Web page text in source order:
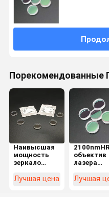
Порекомендованные
Наивысшая
мощность
зеркало
объектива
Лучшая цена
2100nmHR
объектив
лазера
градусов
Лучшая